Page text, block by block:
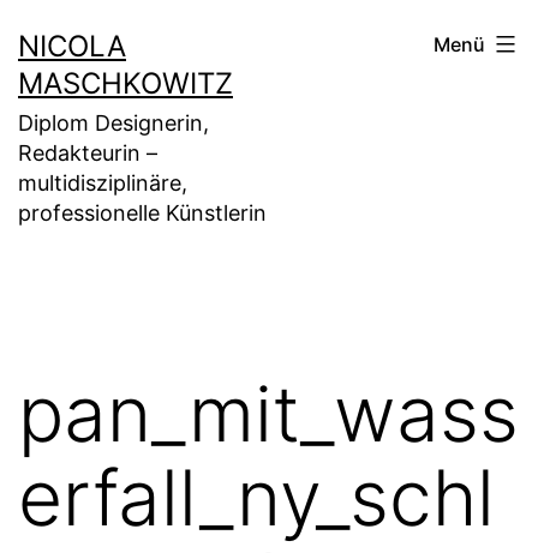
Inhalt
springen
NICOLA
MASCHKOWITZ
Diplom Designerin,
Redakteurin –
multidisziplinäre,
professionelle Künstlerin
Menü
pan_mit_wass
erfall_ny_schl